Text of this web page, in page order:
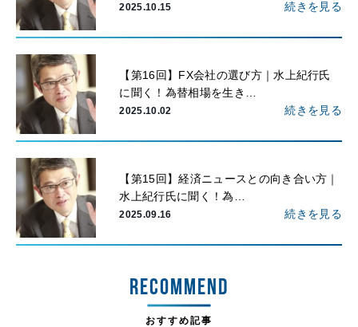
2025.10.15 続きを見る
【第16回】FX会社の選び方｜水上紀行氏
に聞く！為替相場を生き…
2025.10.02 続きを見る
【第15回】経済ニュースとの向き合い方｜
水上紀行氏に聞く！為…
2025.09.16 続きを見る
RECOMMEND
おすすめ記事